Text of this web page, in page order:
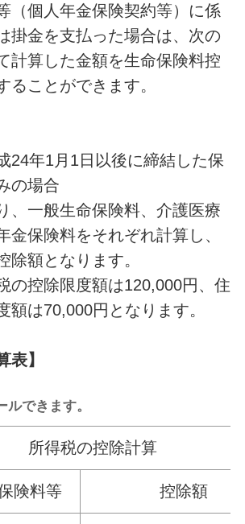
（個人年金保険契約等）に係
掛金を支払った場合は、次の
計算した金額を生命保険料控
ることができます。
24年1月1日以後に締結した保
の場合
、一般生命保険料、介護医療
金保険料をそれぞれ計算し、
除額となります。
の控除限度額は120,000円、住
額は70,000円となります。
表】
できます。
所得税の控除計算
険料等 控除額